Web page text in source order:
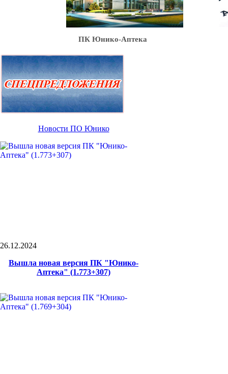
ПК Юнико-Аптека
Новости ПО Юнико
26.12.2024
Вышла новая версия ПК "Юнико-
Аптека" (1.773+307)